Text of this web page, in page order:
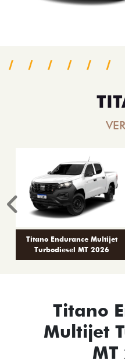
Titano Endurance Multijet
Turbodiesel MT 2026
Anterior
Titano
Multijet
MT